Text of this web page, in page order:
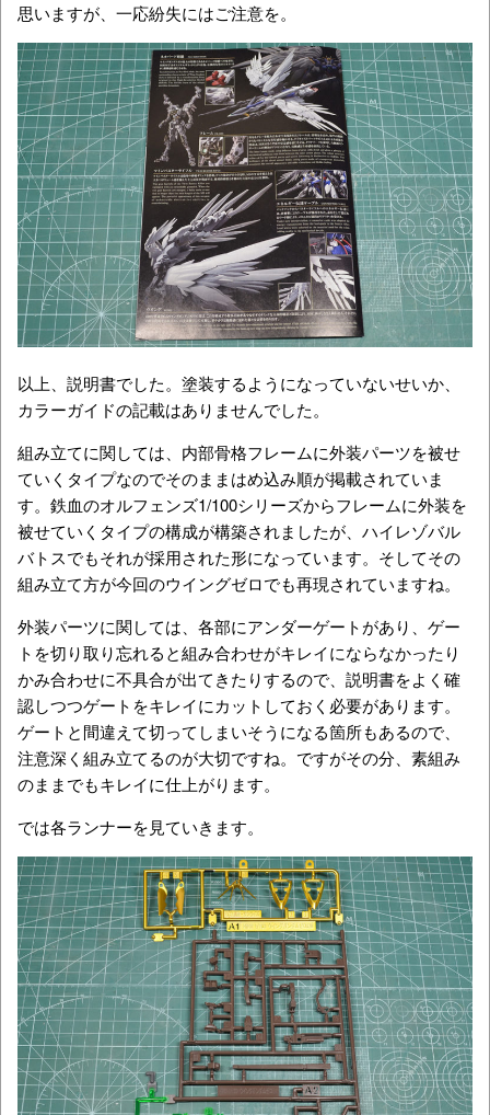
思いますが、一応紛失にはご注意を。
以上、説明書でした。塗装するようになっていないせいか、
カラーガイドの記載はありませんでした。
組み立てに関しては、内部骨格フレームに外装パーツを被せ
ていくタイプなのでそのままはめ込み順が掲載されていま
す。鉄血のオルフェンズ1/100シリーズからフレームに外装を
被せていくタイプの構成が構築されましたが、ハイレゾバル
バトスでもそれが採用された形になっています。そしてその
組み立て方が今回のウイングゼロでも再現されていますね。
外装パーツに関しては、各部にアンダーゲートがあり、ゲー
トを切り取り忘れると組み合わせがキレイにならなかったり
かみ合わせに不具合が出てきたりするので、説明書をよく確
認しつつゲートをキレイにカットしておく必要があります。
ゲートと間違えて切ってしまいそうになる箇所もあるので、
注意深く組み立てるのが大切ですね。ですがその分、素組み
のままでもキレイに仕上がります。
では各ランナーを見ていきます。